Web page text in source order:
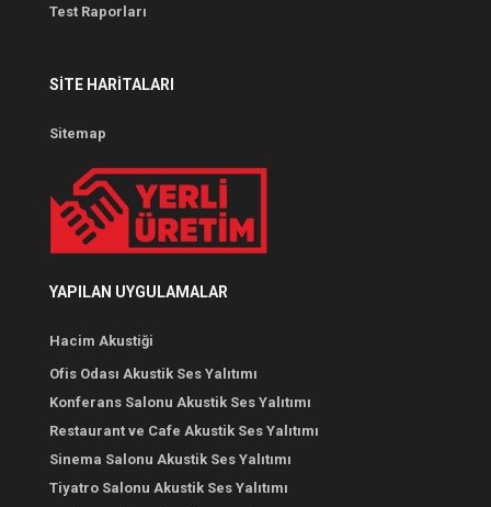
Test Raporları
SITE HARITALARI
Sitemap
YAPILAN UYGULAMALAR
Hacim Akustiği
Ofis Odası Akustik Ses Yalıtımı
Konferans Salonu Akustik Ses Yalıtımı
Restaurant ve Cafe Akustik Ses Yalıtımı
Sinema Salonu Akustik Ses Yalıtımı
Tiyatro Salonu Akustik Ses Yalıtımı